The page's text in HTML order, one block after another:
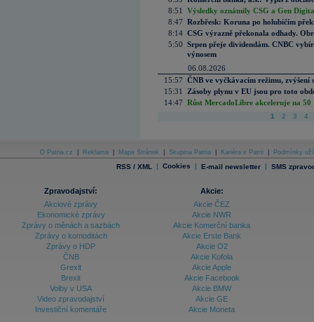
8:51
Výsledky oznámily CSG a Gen
8:47 Rozbřesk: Koruna po holubičím
8:14 CSG výrazně překonala odhady.
5:50 Srpen přeje dividendám. CNBC
výnosem
06.08.2026
15:57 ČNB ve vyčkávacím režimu, zvýšení
15:31
Zásoby plynu v EU jsou pro toto
14:47 Růst MercadoLibre akceleruje na
1 2 3 4
O Patria.cz Reklama Mapa Stránek Skupina Patria Kariéra v Patrii Podmínky
RSS / XML | Cookies | E-mail newsletter | SMS
Zpravodajství:
Akciové zprávy
Ekonomické zprávy
Zprávy o měnách a sazbách
Zprávy o komoditách
Zprávy o HDP
ČNB
Grexit
Brexit
Volby v USA
Video zpravodajství
Investiční komentáře
Akcie:
Akcie ČEZ
Akcie NWR
Akcie Komerční banka
Akcie Erste Bank
Akcie O2
Akcie Kofola
Akcie Apple
Akcie Facebook
Akcie BMW
Akcie GE
Akcie Moneta